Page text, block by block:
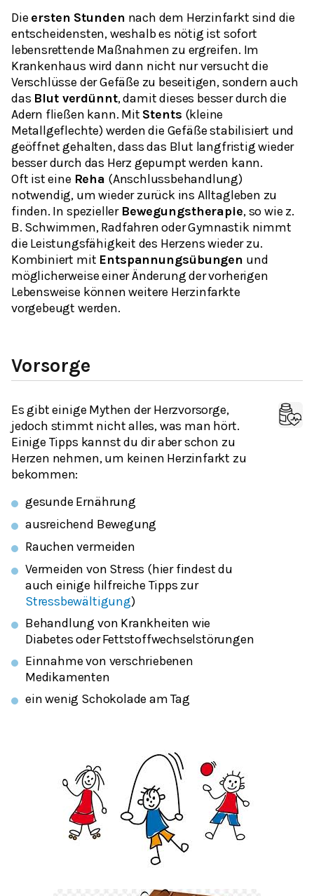
Die ersten Stunden nach dem Herzinfarkt sind die
entscheidensten, weshalb es nötig ist sofort
lebensrettende Maßnahmen zu ergreifen. Im
Krankenhaus wird dann nicht nur versucht die
Verschlüsse der Gefäße zu beseitigen, sondern auch
das Blut verdünnt, damit dieses besser durch die
Adern fließen kann. Mit Stents (kleine
Metallgeflechte) werden die Gefäße stabilisiert und
geöffnet gehalten, dass das Blut langfristig wieder
besser durch das Herz gepumpt werden kann.
Oft ist eine Reha (Anschlussbehandlung)
notwendig, um wieder zurück ins Alltagleben zu
finden. In spezieller Bewegungstherapie, so wie z.
B. Schwimmen, Radfahren oder Gymnastik nimmt
die Leistungsfähigkeit des Herzens wieder zu.
Kombiniert mit Entspannungsübungen und
möglicherweise einer Änderung der vorherigen
Lebensweise können weitere Herzinfarkte
vorgebeugt werden.
Vorsorge
Es gibt einige Mythen der Herzvorsorge,
jedoch stimmt nicht alles, was man hört.
Einige Tipps kannst du dir aber schon zu
Herzen nehmen, um keinen Herzinfarkt zu
bekommen:
gesunde Ernährung
ausreichend Bewegung
Rauchen vermeiden
Vermeiden von Stress (hier findest du
auch einige hilfreiche Tipps zur
Stressbewältigung)
Behandlung von Krankheiten wie
Diabetes oder Fettstoffwechselstörungen
Einnahme von verschriebenen
Medikamenten
ein wenig Schokolade am Tag